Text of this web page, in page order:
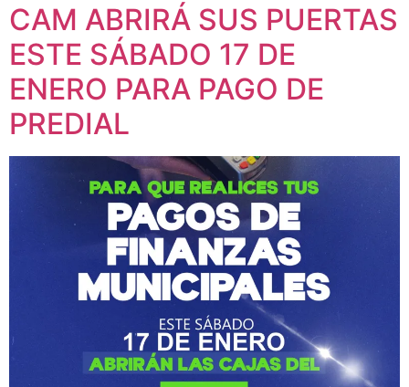
CAM ABRIRÁ SUS PUERTAS
ESTE SÁBADO 17 DE
ENERO PARA PAGO DE
PREDIAL